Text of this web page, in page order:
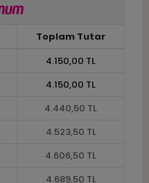
Toplam Tutar
4.150,00 TL
4.150,00 TL
4.440,50 TL
4.523,50 TL
4.606,50 TL
4.689,50 TL